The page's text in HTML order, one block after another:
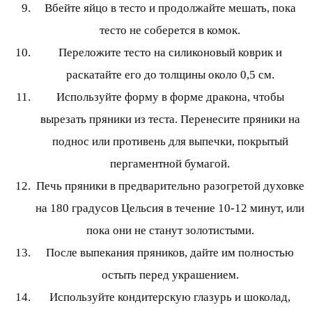
Вбейте яйцо в тесто и продолжайте мешать, пока
тесто не соберется в комок.
Переложите тесто на силиконовый коврик и
раскатайте его до толщины около 0,5 см.
Используйте форму в форме дракона, чтобы
вырезать пряники из теста. Перенесите пряники на
поднос или противень для выпечки, покрытый
пергаментной бумагой.
Печь пряники в предварительно разогретой духовке
на 180 градусов Цельсия в течение 10-12 минут, или
пока они не станут золотистыми.
После выпекания пряников, дайте им полностью
остыть перед украшением.
Используйте кондитерскую глазурь и шоколад,